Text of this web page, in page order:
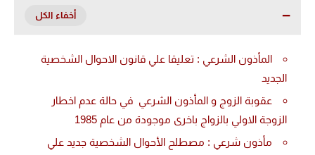
المأذون الشرعي : تعليقا علي قانون الاحوال الشخصية
الجديد
عقوبة الزوج و المأذون الشرعي في حالة عدم اخطار
الزوجة الاولي بالزواج باخرى موجودة من عام 1985
مأذون شرعي : مصطلح الأحوال الشخصية جديد علي